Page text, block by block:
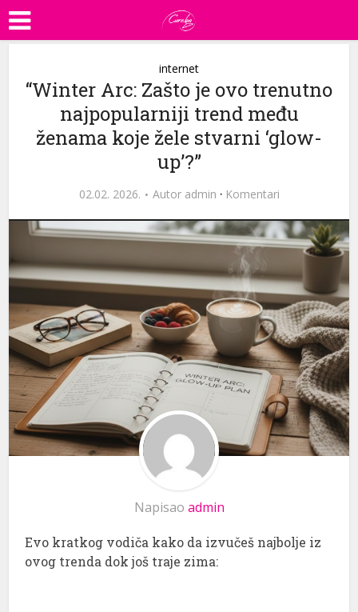
internet
“Winter Arc: Zašto je ovo trenutno
najpopularniji trend među
ženama koje žele stvarni ‘glow-
up’?”
02.02. 2026. Autor admin · Komentari
Napisao admin
Evo kratkog vodiča kako da izvučeš najbolje iz
ovog trenda dok još traje zima: